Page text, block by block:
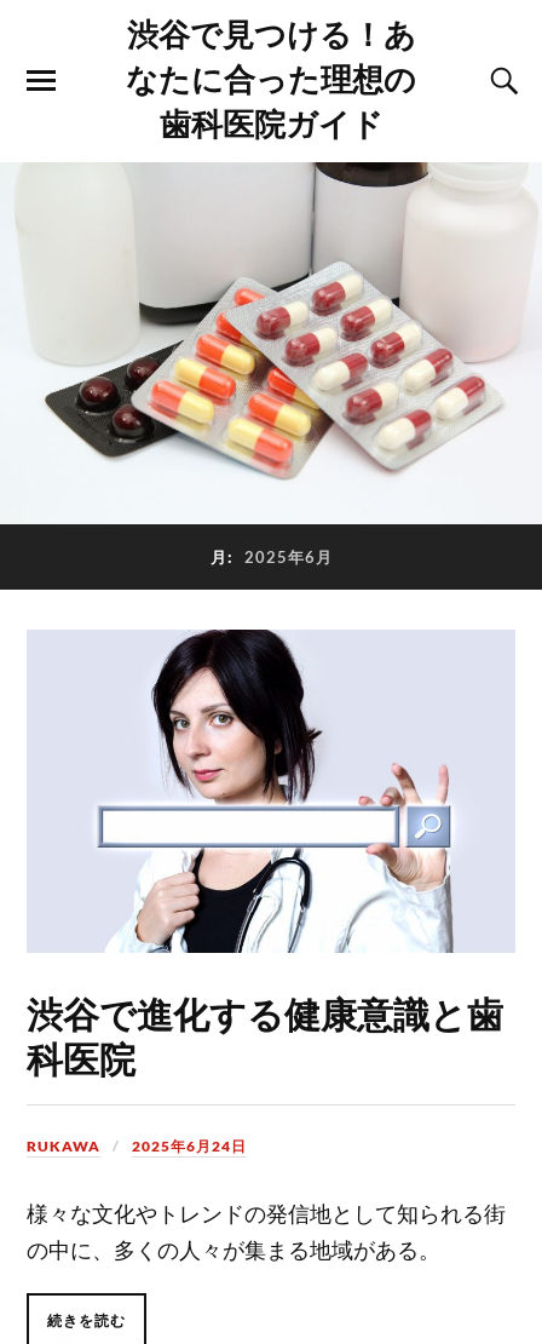
渋谷で見つける！あ
なたに合った理想の
歯科医院ガイド
月: 2025年6月
渋谷で進化する健康意識と歯
科医院
RUKAWA 2025年6月24日
様々な文化やトレンドの発信地として知られる街
の中に、多くの人々が集まる地域がある。
続きを読む